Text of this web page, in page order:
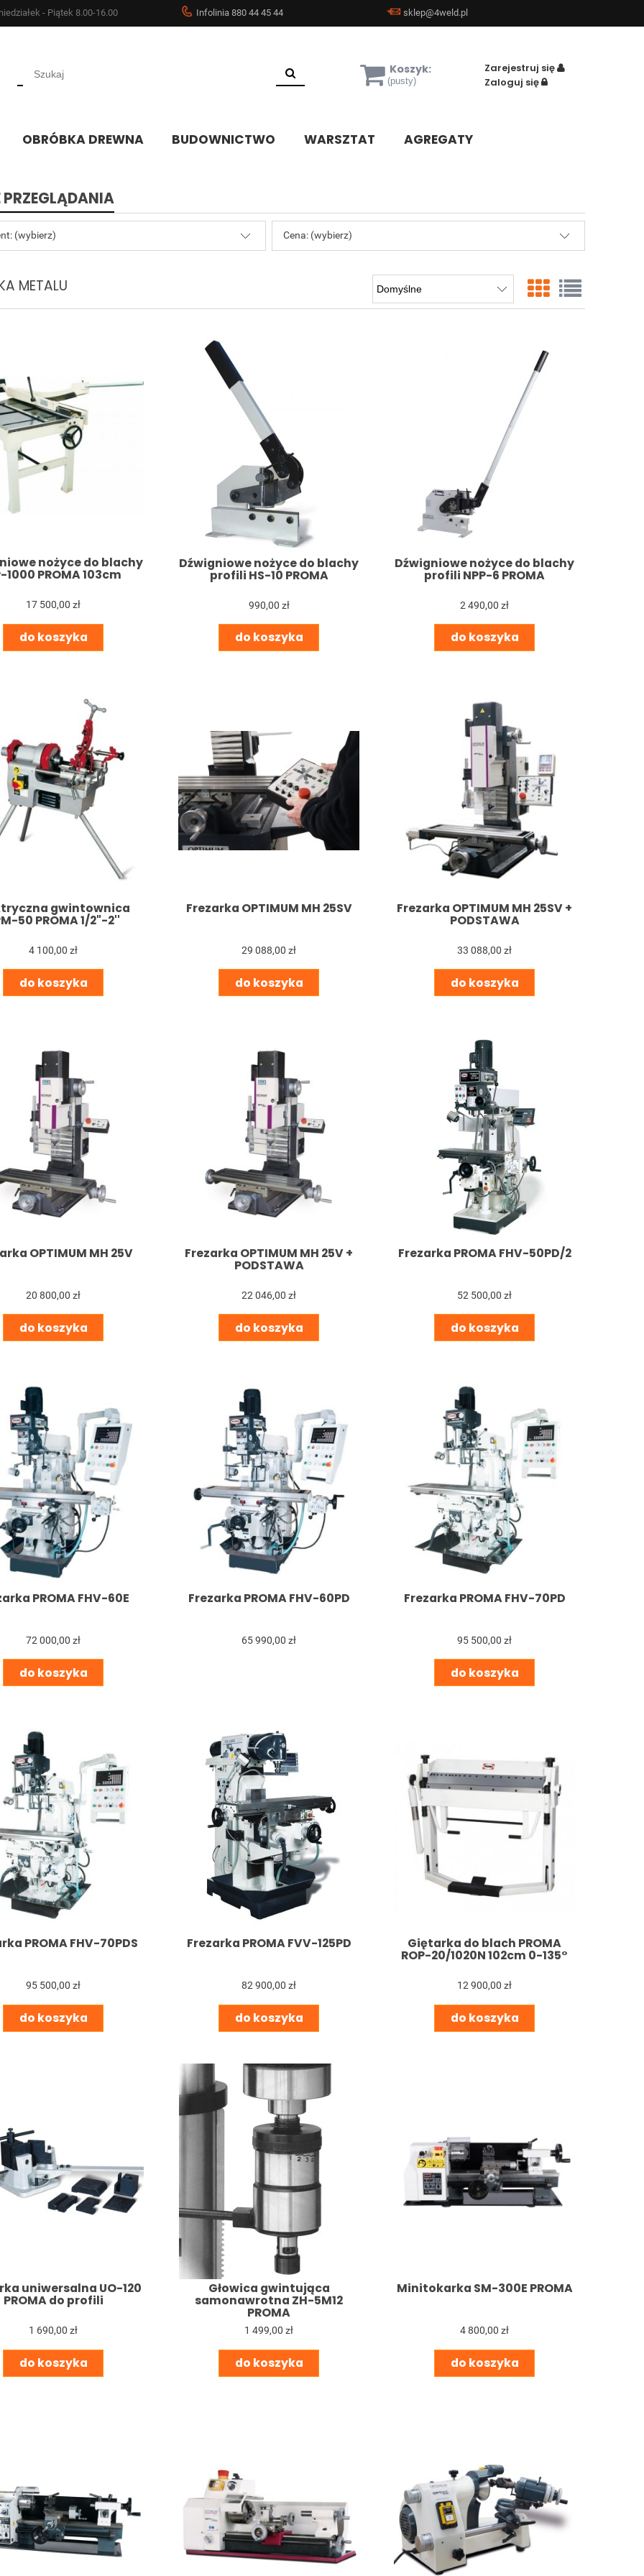
Zarejestruj się
Zaloguj się
Koszyk:
(pusty)
OBRÓBKA DREWNA BUDOWNICTWO WARSZTAT AGREGATY
- Piątek 8.00-16.00 Infolinia 880 44 45 44 sklep@4weld.pl
(wybierz) Cena: (wybierz)
METALU
nożyce do blachy
1000 PROMA 103cm
17 500,00 zł
do koszyka
Dźwigniowe nożyce do blachy
profili HS-10 PROMA
990,00 zł
do koszyka
Dźwigniowe nożyce do blachy
profili NPP-6 PROMA
2 490,00 zł
do koszyka
gwintownica
50 PROMA 1/2"-2''
4 100,00 zł
do koszyka
Frezarka OPTIMUM MH 25SV
29 088,00 zł
do koszyka
Frezarka OPTIMUM MH 25SV +
PODSTAWA
33 088,00 zł
do koszyka
OPTIMUM MH 25V
20 800,00 zł
do koszyka
Frezarka OPTIMUM MH 25V +
PODSTAWA
22 046,00 zł
do koszyka
Frezarka PROMA FHV-50PD/2
52 500,00 zł
do koszyka
PROMA FHV-60E
72 000,00 zł
do koszyka
Frezarka PROMA FHV-60PD
65 990,00 zł
Frezarka PROMA FHV-70PD
95 500,00 zł
do koszyka
PROMA FHV-70PDS
95 500,00 zł
do koszyka
Frezarka PROMA FVV-125PD
82 900,00 zł
do koszyka
Giętarka do blach PROMA
ROP-20/1020N 102cm 0-135°
12 900,00 zł
do koszyka
uniwersalna UO-120
PROMA do profili
1 690,00 zł
do koszyka
Głowica gwintująca
samonawrotna ZH-5M12
PROMA
1 499,00 zł
do koszyka
Minitokarka SM-300E PROMA
4 800,00 zł
do koszyka